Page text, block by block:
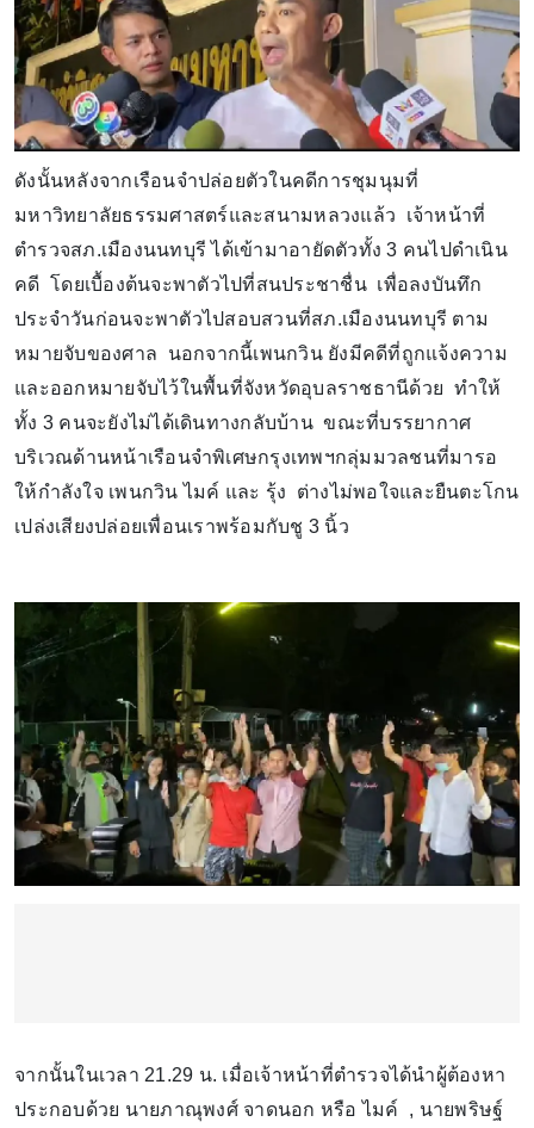
ดังนั้นหลังจากเรือนจำปล่อยตัวในคดีการชุมนุมที่
มหาวิทยาลัยธรรมศาสตร์และสนามหลวงแล้ว เจ้าหน้าที่
ตำรวจสภ.เมืองนนทบุรี ได้เข้ามาอายัดตัวทั้ง 3 คนไปดำเนิน
คดี โดยเบื้องต้นจะพาตัวไปที่สนประชาชื่น เพื่อลงบันทึก
ประจำวันก่อนจะพาตัวไปสอบสวนที่สภ.เมืองนนทบุรี ตาม
หมายจับของศาล นอกจากนี้เพนกวิน ยังมีคดีที่ถูกแจ้งความ
และออกหมายจับไว้ในพื้นที่จังหวัดอุบลราชธานีด้วย ทำให้
ทั้ง 3 คนจะยังไม่ได้เดินทางกลับบ้าน ขณะที่บรรยากาศ
บริเวณด้านหน้าเรือนจำพิเศษกรุงเทพฯกลุ่มมวลชนที่มารอ
ให้กำลังใจ เพนกวิน ไมค์ และ รุ้ง ต่างไม่พอใจและยืนตะโกน
เปล่งเสียงปล่อยเพื่อนเราพร้อมกับชู 3 นิ้ว
จากนั้นในเวลา 21.29 น. เมื่อเจ้าหน้าที่ตำรวจได้นำผู้ต้องหา
ประกอบด้วย นายภาณุพงศ์ จาดนอก หรือ ไมค์ , นายพริษฐ์